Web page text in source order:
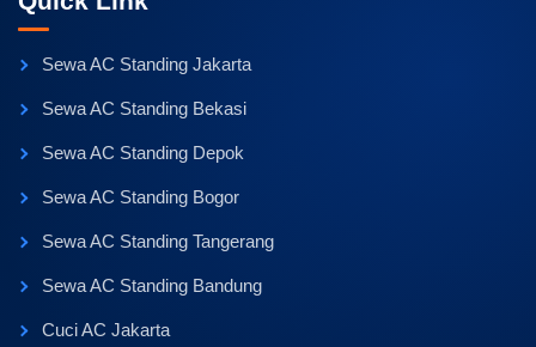
Sewa AC Standing Jakarta
Sewa AC Standing Bekasi
Sewa AC Standing Depok
Sewa AC Standing Bogor
Sewa AC Standing Tangerang
Sewa AC Standing Bandung
Cuci AC Jakarta